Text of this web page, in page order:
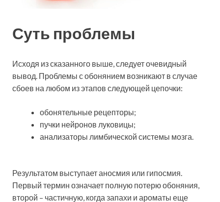
Суть проблемы
Исходя из сказанного выше, следует очевидный
вывод. Проблемы с обонянием возникают в случае
сбоев на любом из этапов следующей цепочки:
обонятельные рецепторы;
пучки нейронов луковицы;
анализаторы лимбической системы мозга.
Результатом выступает аносмия или гипосмия.
Первый термин означает полную потерю обоняния,
второй – частичную, когда запахи и ароматы еще